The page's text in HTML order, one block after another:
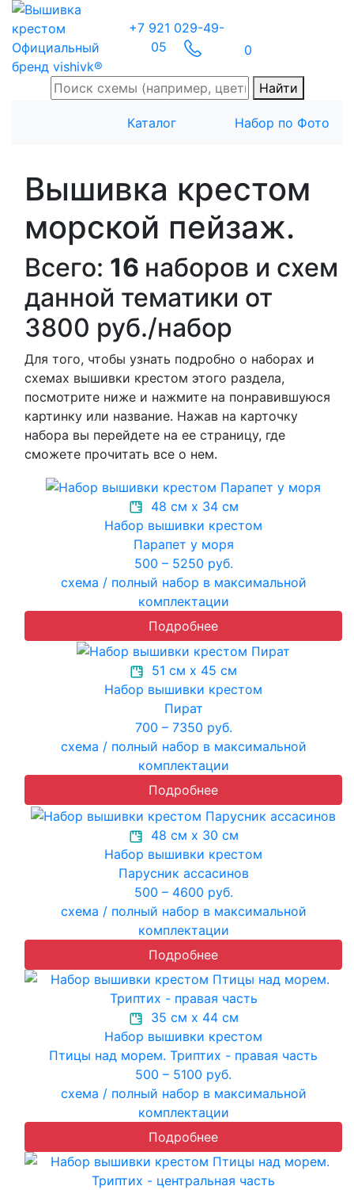
Официальный
бренд vishivk®
+7 921 029-49-
05
0
Найти
Каталог Набор по Фото
Вышивка крестом
морской пейзаж.
Всего: 16 наборов и схем
данной тематики от
3800 руб./набор
Для того, чтобы узнать подробно о наборах и
схемах вышивки крестом этого раздела,
посмотрите ниже и нажмите на понравившуюся
картинку или название. Нажав на карточку
набора вы перейдете на ее страницу, где
сможете прочитать все о нем.
48 см х 34 см
Набор вышивки крестом
Парапет у моря
500 – 5250 руб.
схема / полный набор в максимальной
комплектации
Подробнее
51 см х 45 см
Набор вышивки крестом
Пират
700 – 7350 руб.
схема / полный набор в максимальной
комплектации
Подробнее
48 см х 30 см
Набор вышивки крестом
Парусник ассасинов
500 – 4600 руб.
схема / полный набор в максимальной
комплектации
Подробнее
35 см х 44 см
Набор вышивки крестом
Птицы над морем. Триптих - правая часть
500 – 5100 руб.
схема / полный набор в максимальной
комплектации
Подробнее